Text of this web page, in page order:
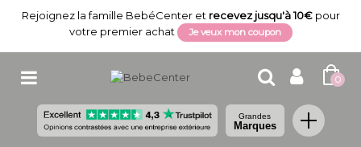
Rejoignez la famille BebéCenter et recevez jusqu'à 10€pour
votre premier achat
Je veux mon coupon
0
Grandes
Marques